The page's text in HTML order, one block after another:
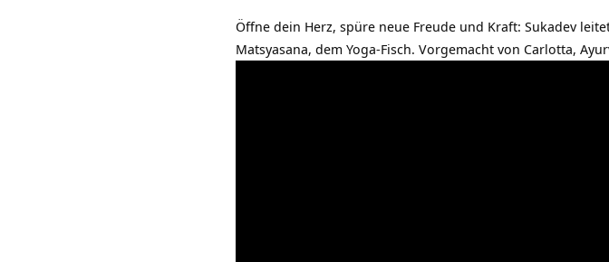
Öffne dein Herz, spüre neue Freude und Kraft: Sukadev
Matsyasana, dem Yoga-Fisch. Vorgemacht von Carlotta,